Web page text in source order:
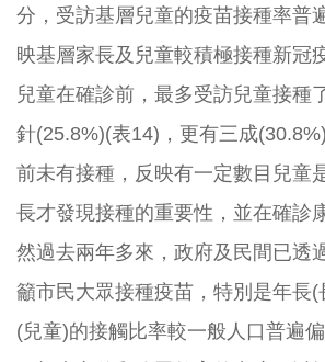
分， 受訪基層兒童的疫苗接種率普
映基層家長及兒童較積極接種新冠
兒童在確診前，最多受訪兒童接種
針(25.8%)(表14)，更有三成(30.8%)
前未有接種，反映有一定數目兒童
長才發現接種的重要性，並在確診
然過去兩年多來，政府及民間已透
籲市民大眾接種疫苗，特別是年長
(兒童)的接觸比率較一般人口普遍偏